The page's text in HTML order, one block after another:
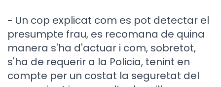
- Un cop explicat com es pot detectar el
presumpte frau, es recomana de quina
manera s'ha d'actuar i com, sobretot,
s'ha de requerir a la Policia, tenint en
compte per un costat la seguretat del